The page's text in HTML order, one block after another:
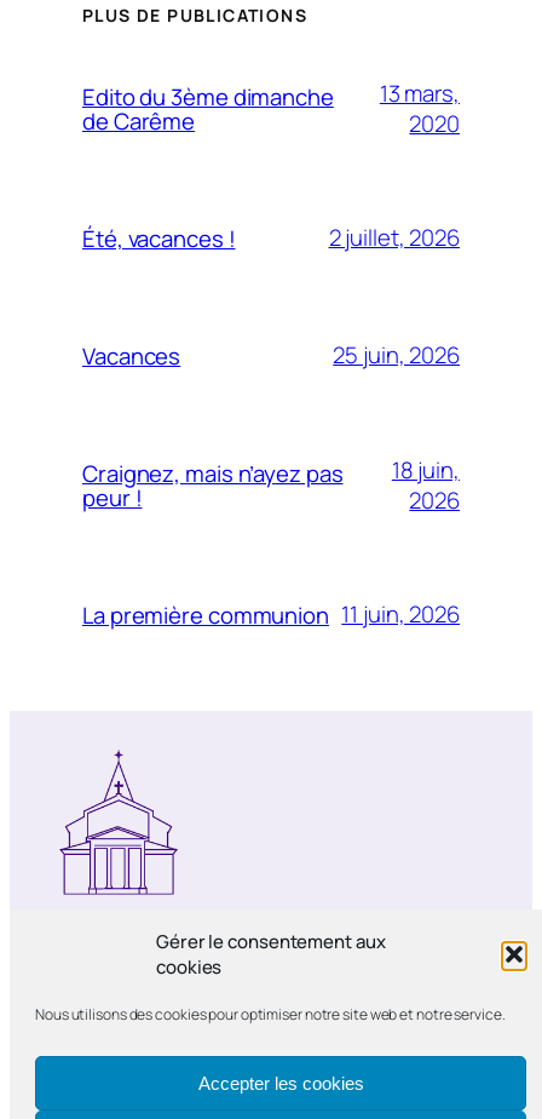
Gérer le consentement aux
cookies
Nous utilisons des cookies pour optimiser notre site web et notre service.
Accepter les cookies
PLUS DE PUBLICATIONS
Edito du 3ème dimanche
de Carême
13 mars,
2020
Été, vacances ! 2 juillet, 2026
Vacances 25 juin, 2026
Craignez, mais n’ayez pas
peur !
18 juin,
2026
La première communion 11 juin, 2026
Notre-Dame de Bercy
Paroisse catholique Notre-Dame de la